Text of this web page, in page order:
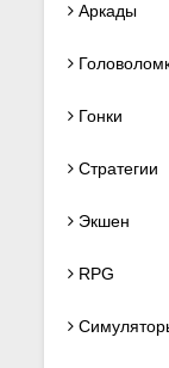
Аркады
Гонки
Стратегии
Экшен
RPG